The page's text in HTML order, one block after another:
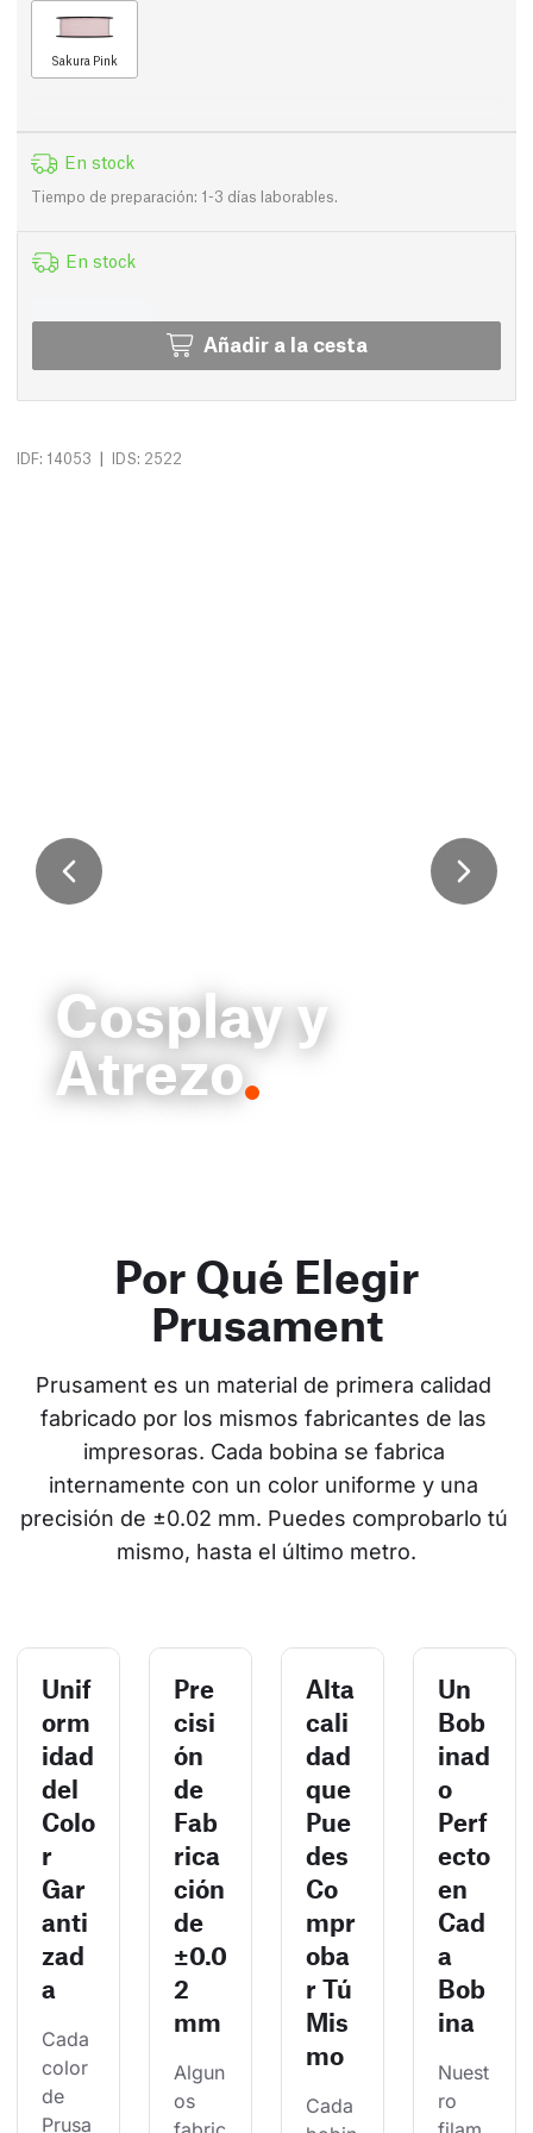
Sakura Pink
En stock
Tiempo de preparación: 1-3 días laborables.
En stock
Añadir a la cesta
IDF: 14053 | IDS: 2522
Cosplay y
Atrezo
Por Qué Elegir
Prusament
Prusament es un material de primera calidad
fabricado por los mismos fabricantes de las
impresoras. Cada bobina se fabrica
internamente con un color uniforme y una
precisión de ±0.02 mm. Puedes comprobarlo tú
mismo, hasta el último metro.
Unif
orm
idad
del
Colo
r
Gar
anti
zad
a
Cada
color
de
Prusa
Pre
cisi
ón
de
Fab
rica
ción
de
±0.0
2
mm
Algun
os
Alta
cali
dad
que
Pue
des
Co
mpr
oba
r Tú
Mis
mo
Cada
Un
Bob
inad
o
Perf
ecto
en
Cad
a
Bob
ina
Nuest
ro